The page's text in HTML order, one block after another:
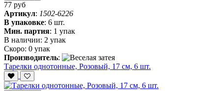
77 руб
Артикул: 1502-6226
В упаковке: 6 шт.
Мин. партия: 1 упак
В наличии: 2 упак
Скоро: 0 упак
Производитель:
Тарелки однотонные, Розовый, 17 см, 6 шт.